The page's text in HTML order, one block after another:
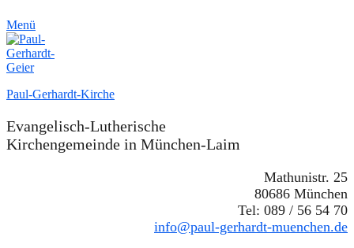
Menü
Paul-Gerhardt-Kirche
Evangelisch-Lutherische
Kirchengemeinde in München-Laim
Mathunistr. 25
80686 München
Tel: 089 / 56 54 70
info@paul-gerhardt-muenchen.de